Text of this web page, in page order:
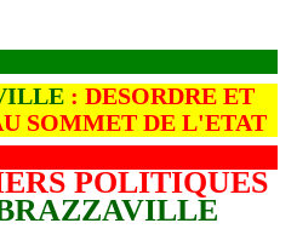
: DESORDRE ET
SOMMET DE L'ETAT
POLITIQUES